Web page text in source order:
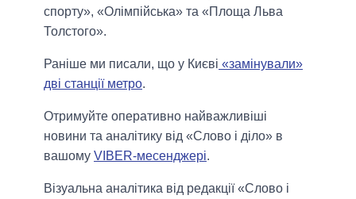
спорту», «Олімпійська» та «Площа Льва
Толстого».
Раніше ми писали, що у Києві «замінували»
дві станції метро.
Отримуйте оперативно найважливіші
новини та аналітику від «Слово і діло» в
вашому VIBER-месенджері.
Візуальна аналітика від редакції «Слово і